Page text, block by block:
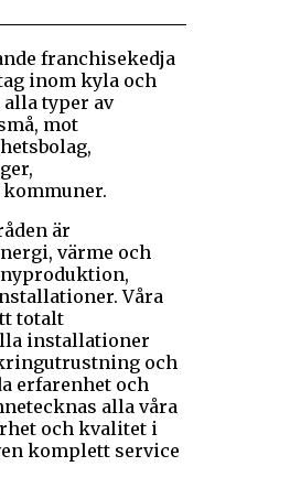
franchisekedja
inom kyla och
alla typer av
mot
är
värme och
Våra
totalt
installationer
och
erfarenhet och
alla våra
och kvalitet i
komplett service